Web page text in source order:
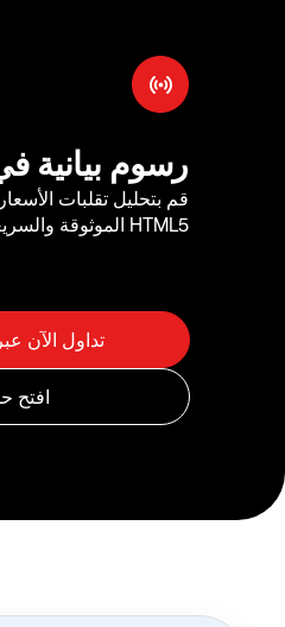
رسوم بيانية
قم بتحليل تقلبات
HTML5 الموثوقة والسريعة عبر أكثر من 25 مؤشر